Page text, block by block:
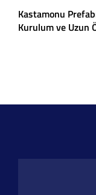
Kastamonu
Kurulum ve Uzun